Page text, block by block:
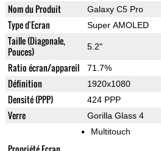
Nom du Produit Galaxy C5 Pro
Type d'Ecran Super AMOLED
Taille (Diagonale,
Pouces)
5.2"
Ratio écran/appareil 71.7%
Définition 1920x1080
Densité (PPP) 424 PPP
Verre Gorilla Glass 4
Multitouch